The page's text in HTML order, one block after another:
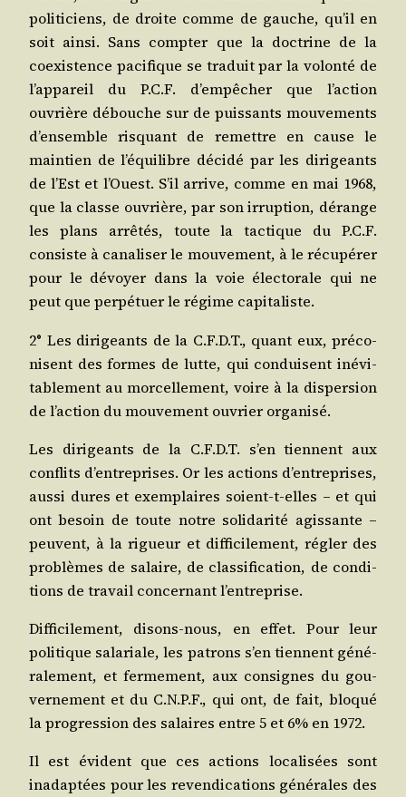
poli­ti­ciens, de droite comme de gauche, qu’il en
soit ain­si. Sans comp­ter que la doc­trine de la
coexis­tence paci­fique se tra­duit par la volon­té de
l’ap­pa­reil du P.C.F. d’empêcher que l’ac­tion
ouvrière débouche sur de puis­sants mou­ve­ments
d’ensemble ris­quant de remettre en cause le
main­tien de l’é­qui­libre déci­dé par les diri­geants
de l’Est et l’Ouest. S’il arrive, comme en mai 1968,
que la classe ouvrière, par son irrup­tion, dérange
les plans arrê­tés, toute la tac­tique du P.C.F.
consiste à cana­li­ser le mou­ve­ment, à le récu­pé­rer
pour le dévoyer dans la voie élec­to­rale qui ne
peut que per­pé­tuer le régime capitaliste.
2° Les diri­geants de la C.F.D.T., quant eux, pré­co­
nisent des formes de lutte, qui conduisent inévi­
ta­ble­ment au mor­cel­le­ment, voire à la dis­per­sion
de l’ac­tion du mou­ve­ment ouvrier organisé.
Les diri­geants de la C.F.D.T. s’en tiennent aux
conflits d’en­tre­prises. Or les actions d’en­tre­prises,
aus­si dures et exem­plaires soient-t-elles – et qui
ont besoin de toute notre soli­da­ri­té agis­sante –
peuvent, à la rigueur et dif­fi­ci­le­ment, régler des
pro­blèmes de salaire, de clas­si­fi­ca­tion, de condi­
tions de tra­vail concer­nant l’entreprise.
Dif­fi­ci­le­ment, disons-nous, en effet. Pour leur
poli­tique sala­riale, les patrons s’en tiennent géné­
ra­le­ment, et fer­me­ment, aux consignes du gou­
ver­ne­ment et du C.N.P.F., qui ont, de fait, blo­qué
la pro­gres­sion des salaires entre 5 et 6% en 1972.
Il est évident que ces actions loca­li­sées sont
inadap­tées pour les reven­di­ca­tions géné­rales des